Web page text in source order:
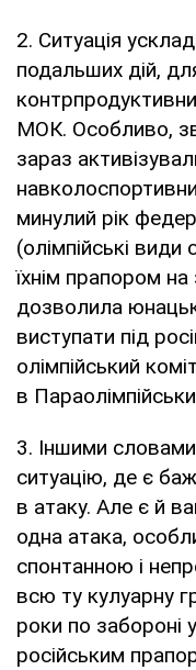
2. Ситуація
подальших дій,
МОК. Особливо,
зараз
минулий рік
(олімпійські види
їхнім прапором
дозволила
виступати під
олімпійський
в
3. Іншими
ситуацію, де є
в атаку. Але є й
одна атака,
спонтанною і
всю ту кулуарну
роки по забороні
російським